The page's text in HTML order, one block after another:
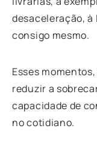
desaceleração,
consigo mesmo.
Esses
reduzir a
capacidade de
no cotidiano.